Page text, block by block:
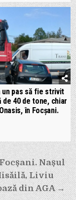
un pas să fie strivit
de 40 de tone, chiar
în Focșani.
Focșani. Nașul
Liviu
din AGA →